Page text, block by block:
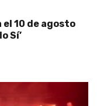
10 de agosto
Sí’